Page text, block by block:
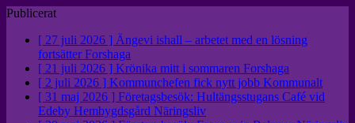
Publicerat
[ 27 juli 2026 ] Ängevi ishall – arbetet med en lösning
fortsätter Forshaga
[ 21 juli 2026 ] Krönika mitt i sommaren Forshaga
[ 2 juli 2026 ] Kommunchefen fick nytt jobb Kommunalt
[ 31 maj 2026 ] Företagsbesök: Hultängsstugans Café vid
Edeby Hembygdsgård Näringsliv